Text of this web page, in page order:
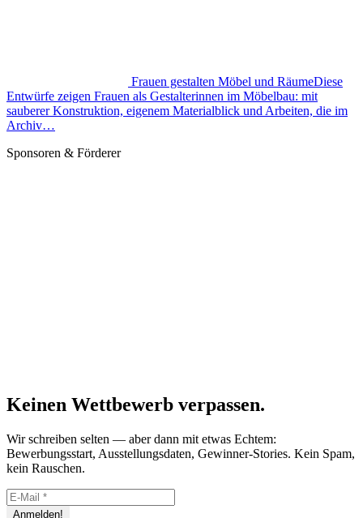
Frauen gestalten Möbel und RäumeDiese
Entwürfe zeigen Frauen als Gestalterinnen im Möbelbau: mit
sauberer Konstruktion, eigenem Materialblick und Arbeiten, die im
Archiv…
Sponsoren & Förderer
Keinen Wettbewerb verpassen.
Wir schreiben selten — aber dann mit etwas Echtem:
Bewerbungsstart, Ausstellungsdaten, Gewinner-Stories. Kein Spam,
kein Rauschen.